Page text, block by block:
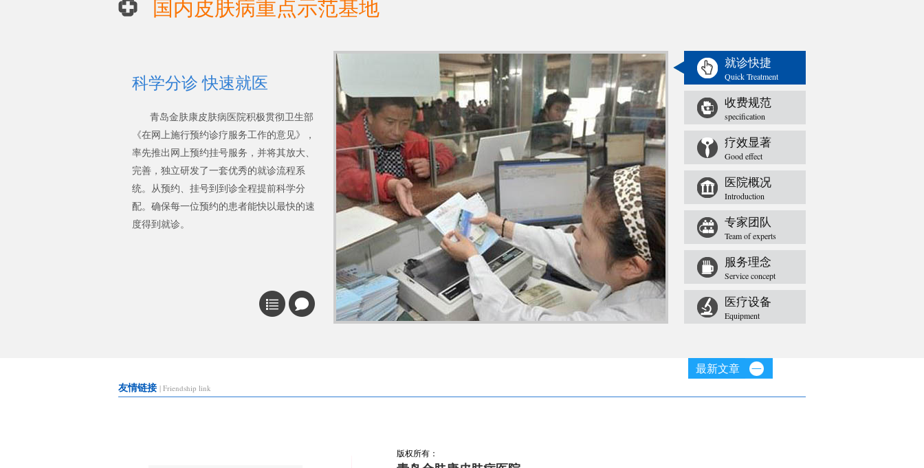
国内皮肤病重点示范基地
科学分诊 快速就医
青岛金肤康皮肤病医院积极贯彻卫生部
《在网上施行预约诊疗服务工作的意见》，
率先推出网上预约挂号服务，并将其放大、
完善，独立研发了一套优秀的就诊流程系
统。从预约、挂号到到诊全程提前科学分
配。确保每一位预约的患者能快以最快的速
度得到就诊。
就诊快捷
Quick Treatment
收费规范
specification
疗效显著
Good effect
医院概况
Introduction
专家团队
Team of experts
服务理念
Service concept
医疗设备
Equipment
最新文章
冬天穿的太多导致疤痕瘙痒怎
青岛哪个皮肤病医院更专业
友情链接 | Friendship link
版权所有：